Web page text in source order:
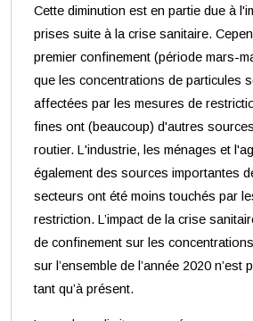
Cette diminution est en partie due à
prises suite à la crise sanitaire.
premier confinement (période mars-
que les concentrations de particules
affectées par les mesures de
fines ont (beaucoup) d'autres
routier. L'industrie, les ménages et
également des sources importantes
secteurs ont été moins touchés par
restriction. L’impact de la crise
de confinement sur les
sur l’ensemble de l’année 2020 n’est
tant qu’à présent.